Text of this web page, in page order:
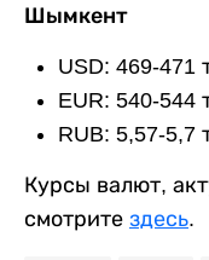
Шымкент
USD: 469-471
EUR: 540-544
RUB: 5,57-5,7
Курсы валют,
смотрите здесь.